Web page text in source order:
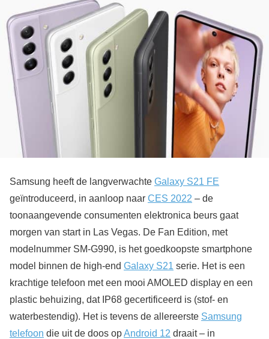
Samsung heeft de langverwachte Galaxy S21 FE
geïntroduceerd, in aanloop naar CES 2022 – de
toonaangevende consumenten elektronica beurs gaat
morgen van start in Las Vegas. De Fan Edition, met
modelnummer SM-G990, is het goedkoopste smartphone
model binnen de high-end Galaxy S21 serie. Het is een
krachtige telefoon met een mooi AMOLED display en een
plastic behuizing, dat IP68 gecertificeerd is (stof- en
waterbestendig). Het is tevens de allereerste Samsung
telefoon die uit de doos opAndroid 12 draait – in